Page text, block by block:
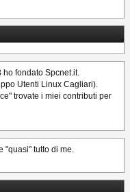
ho fondato Spcnet.it.
Utenti Linux Cagliari).
trovate i miei contributi per
"quasi" tutto di me.